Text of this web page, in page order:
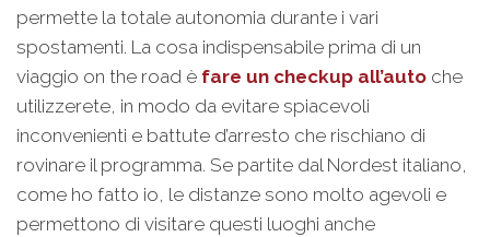
permette la totale autonomia durante i vari
spostamenti. La cosa indispensabile prima di un
viaggio on the road è fare un checkup all’auto che
utilizzerete, in modo da evitare spiacevoli
inconvenienti e battute d’arresto che rischiano di
rovinare il programma. Se partite dal Nordest italiano,
come ho fatto io, le distanze sono molto agevoli e
permettono di visitare questi luoghi anche